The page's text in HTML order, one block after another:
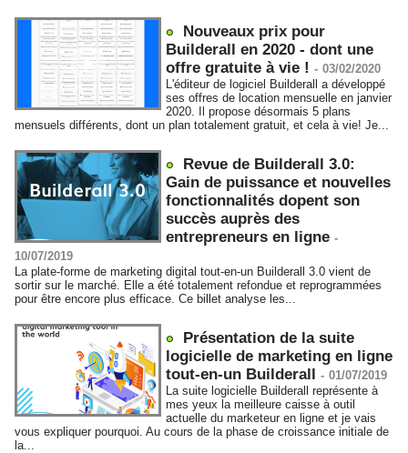
Nouveaux prix pour
Builderall en 2020 - dont une
offre gratuite à vie ! - 03/02/2020
L'éditeur de logiciel Builderall a développé
ses offres de location mensuelle en janvier
2020. Il propose désormais 5 plans
mensuels différents, dont un plan totalement gratuit, et cela à vie! Je...
Revue de Builderall 3.0:
Gain de puissance et nouvelles
fonctionnalités dopent son
succès auprès des
entrepreneurs en ligne -
10/07/2019
La plate-forme de marketing digital tout-en-un Builderall 3.0 vient de
sortir sur le marché. Elle a été totalement refondue et reprogrammées
pour être encore plus efficace. Ce billet analyse les...
Présentation de la suite
logicielle de marketing en ligne
tout-en-un Builderall - 01/07/2019
La suite logicielle Builderall représente à
mes yeux la meilleure caisse à outil
actuelle du marketeur en ligne et je vais
vous expliquer pourquoi. Au cours de la phase de croissance initiale de
la...